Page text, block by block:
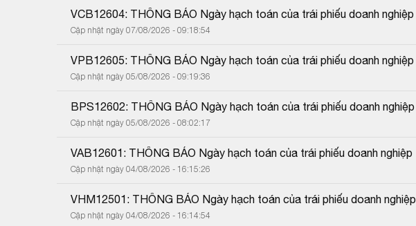
VCB12604: THÔNG BÁO Ngày hạch toán của trái phiếu doanh nghiệp
Cập nhật ngày 07/08/2026 - 09:18:54
VPB12605: THÔNG BÁO Ngày hạch toán của trái phiếu doanh nghiệp
Cập nhật ngày 05/08/2026 - 09:19:36
BPS12602: THÔNG BÁO Ngày hạch toán của trái phiếu doanh nghiệp
Cập nhật ngày 05/08/2026 - 08:02:17
VAB12601: THÔNG BÁO Ngày hạch toán của trái phiếu doanh nghiệp
Cập nhật ngày 04/08/2026 - 16:15:26
VHM12501: THÔNG BÁO Ngày hạch toán của trái phiếu doanh nghiệp
Cập nhật ngày 04/08/2026 - 16:14:54